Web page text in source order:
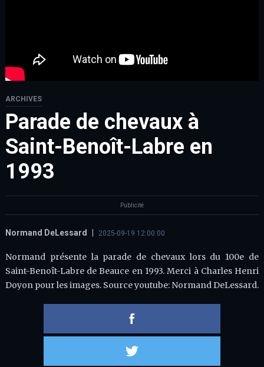
ARCHIVES
Parade de chevaux à
Saint-Benoît-Labre en
1993
Publicité
Normand DeLessard 2025-09-19 12:00:00
Normand présente la parade de chevaux lors du 100e de
Saint-Benoît-Labre de Beauce en 1993. Merci à Charles Henri
Doyon pour les images. Source youtube: Normand DeLessard.